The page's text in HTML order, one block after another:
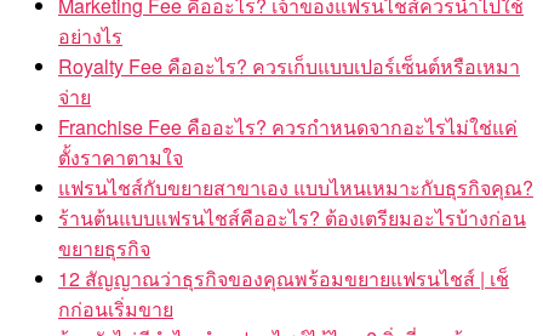
Marketing Fee คืออะไร? เจ้าของแฟรนไชส์ควรนำไปใช้
อย่างไร
Royalty Fee คืออะไร? ควรเก็บแบบเปอร์เซ็นต์หรือเหมา
จ่าย
Franchise Fee คืออะไร? ควรกำหนดจากอะไรไม่ใช่แค่
ตั้งราคาตามใจ
แฟรนไชส์กับขยายสาขาเอง แบบไหนเหมาะกับธุรกิจคุณ?
ร้านต้นแบบแฟรนไชส์คืออะไร? ต้องเตรียมอะไรบ้างก่อน
ขยายธุรกิจ
12 สัญญาณว่าธุรกิจของคุณพร้อมขยายแฟรนไชส์ | เช็
กก่อนเริ่มขาย